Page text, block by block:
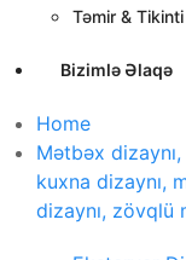
Təmir & Tikinti
Bizimlə Əlaqə
Home
Mətbəx
kuxna dizaynı,
dizaynı, zövqlü